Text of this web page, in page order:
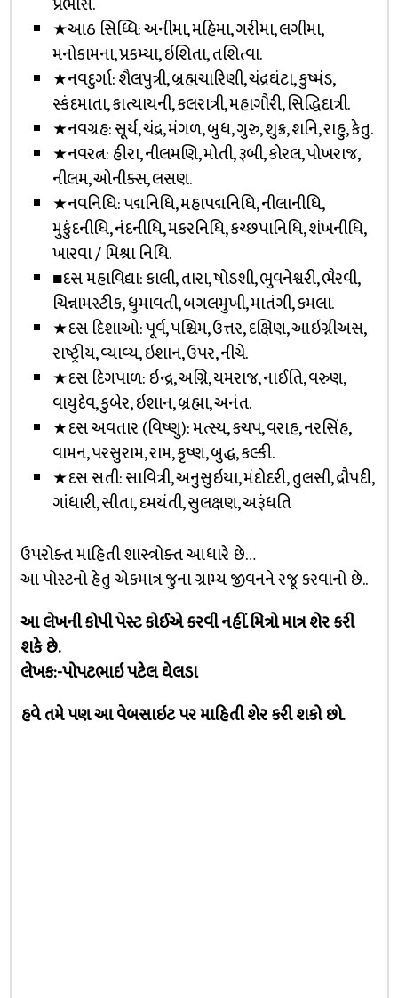
★આઠ સિધ્ધિ: અનીમા, મહિમા, ગરીમા, લગીમા,
મનોકામના, પ્રકમ્યા, ઇશિતા, તશિત્વા.
★નવદુર્ગા: શૈલપુત્રી, બ્રહ્મચારિણી, ચંદ્રઘંટા, કુષ્મંડ,
સ્કંદમાતા, કાત્યાયની, કલરાત્રી, મહાગૌરી, સિદ્ધિદાત્રી.
★નવગ્રહ: સૂર્ય, ચંદ્ર, મંગળ, બુધ, ગુરુ, શુક્ર, શનિ, રાહુ, કેતુ.
★નવરત્ન: હીરા, નીલમણિ, મોતી, રૂબી, કોરલ, પોખરાજ,
નીલમ, ઓનીક્સ, લસણ.
★નવનિધિ: પદ્મનિધિ, મહાપદ્મનિધિ, નીલાનીધિ,
મુકુંદનીધિ, નંદનીધિ, મકરનિધિ, કચ્છપાનિધિ, શંખનીધિ,
ખારવા / મિશ્રા નિધિ.
■દસ મહાવિદ્યા: કાલી, તારા, ષોડશી, ભુવનેશ્વરી, ભૈરવી,
ચિન્નામસ્ટીક, ધુમાવતી, બગલમુખી, માતંગી, કમલા.
★દસ દિશાઓ: પૂર્વ, પશ્ચિમ, ઉત્તર, દક્ષિણ, આઇગ્નીઅસ,
રાષ્ટ્રીય, વ્યાવ્ય, ઇશાન, ઉપર, નીચે.
★દસ દિગપાળ: ઇન્દ્ર, અગ્નિ, યમરાજ, નાઈતિ, વરુણ,
વાયુદેવ, કુબેર, ઇશાન, બ્રહ્મા, અનંત.
★દસ અવતાર (વિષ્ણુ): મત્સ્ય, કચપ, વરાહ, નરસિંહ,
વામન, પરસુરામ, રામ, કૃષ્ણ, બુદ્ધ, કલ્કી.
★દસ સતી: સાવિત્રી, અનુસુઇયા, મંદોદરી, તુલસી, દ્રૌપદી,
ગાંધારી, સીતા, દમયંતી, સુલક્ષણ, અરૂંધતિ
ઉપરોક્ત માહિતી શાસ્ત્રોક્ત આધારે છે…
આ પોસ્ટનો હેતુ એકમાત્ર જુના ગ્રામ્ય જીવનને રજૂ કરવાનો છે..
આ લેખની કોપી પેસ્ટ કોઈએ કરવી નહીં. મિત્રો માત્ર શેર કરી
શકે છે.
લેખક:-પોપટભાઇ પટેલ ઘેલડા
હવે તમે પણ આ વેબસાઇટ પર માહિતી શેર કરી શકો છો.